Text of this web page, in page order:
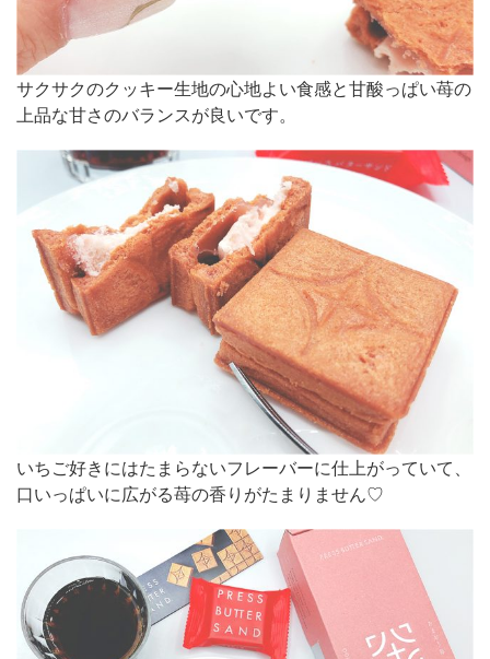
サクサクのクッキー生地の心地よい食感と甘酸っぱい苺の
上品な甘さのバランスが良いです。
いちご好きにはたまらないフレーバーに仕上がっていて、
口いっぱいに広がる苺の香りがたまりません♡